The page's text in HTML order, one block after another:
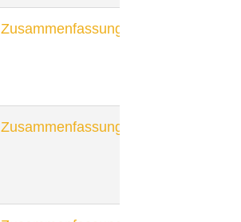
Zusammenfassung
Zusammenfassung